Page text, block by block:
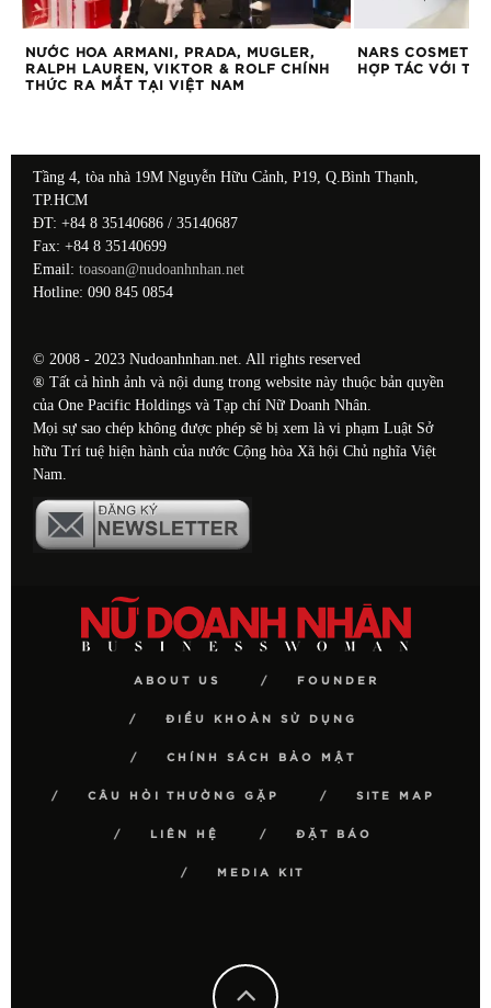
NƯỚC HOA ARMANI, PRADA, MUGLER,
RALPH LAUREN, VIKTOR & ROLF CHÍNH
THỨC RA MẮT TẠI VIỆT NAM
NARS
HỢP TÁC VỚI
Tầng 4, tòa nhà 19M Nguyễn Hữu Cảnh, P19, Q.Bình Thạnh,
TP.HCM
ĐT: +84 8 35140686 / 35140687
Fax: +84 8 35140699
Email: toasoan@nudoanhnhan.net
Hotline: 090 845 0854
© 2008 - 2023 Nudoanhnhan.net. All rights reserved
® Tất cả hình ảnh và nội dung trong website này thuộc bản quyền
của One Pacific Holdings và Tạp chí Nữ Doanh Nhân.
Mọi sự sao chép không được phép sẽ bị xem là vi phạm Luật Sở
hữu Trí tuệ hiện hành của nước Cộng hòa Xã hội Chủ nghĩa Việt
Nam.
ABOUT US FOUNDER
ĐIỀU KHOẢN SỬ DỤNG
CHÍNH SÁCH BẢO MẬT
CÂU HỎI THƯỜNG GẶP SITE MAP
LIÊN HỆ ĐẶT BÁO
MEDIA KIT